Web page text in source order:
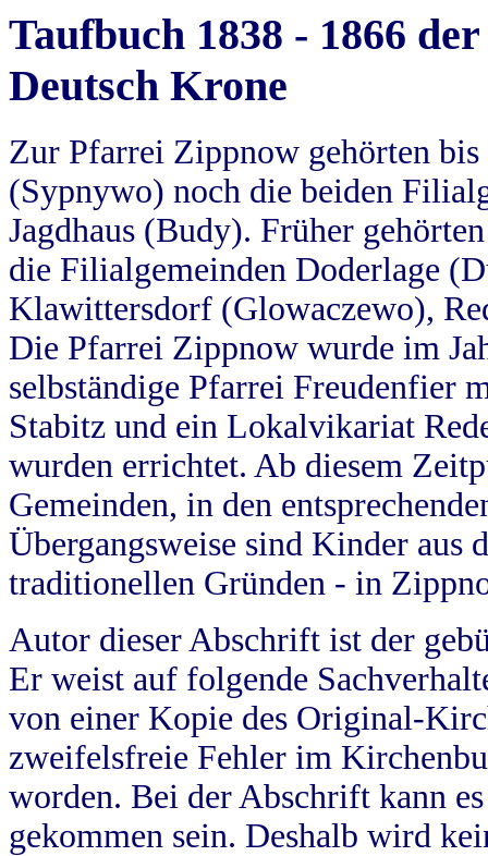
Taufbuch 1838 - 1866
Deutsch Krone
Zur Pfarrei Zippnow gehörten
(Sypnywo) noch die beiden
Jagdhaus (Budy). Früher
die Filialgemeinden Doderlage
Klawittersdorf (Glowaczewo),
Die Pfarrei Zippnow wurde im
selbständige Pfarrei Freudenfier
Stabitz und ein Lokalvikariat
wurden errichtet. Ab diesem
Gemeinden, in den
Übergangsweise sind Kinder aus
traditionellen Gründen - in
Autor dieser Abschrift ist der
Er weist auf folgende
von einer Kopie des Original-
zweifelsfreie Fehler im
worden. Bei der Abschrift kann
gekommen sein. Deshalb wird